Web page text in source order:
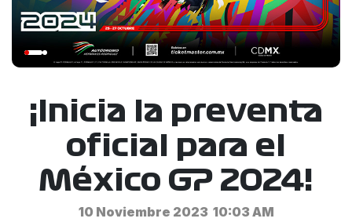
¡Inicia la preventa
oficial para el
México GP 2024!
10 Noviembre 2023 10:03 AM